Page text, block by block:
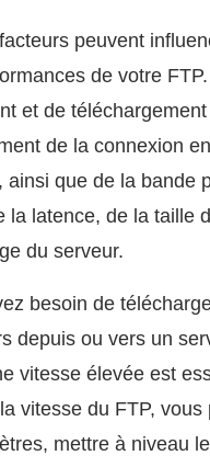
peuvent
de votre
et de
de la connexion
ainsi que de la bande
la latence, de la taille
du serveur.
besoin de
depuis ou vers un
vitesse élevée est
vitesse du FTP, vous
mettre à niveau